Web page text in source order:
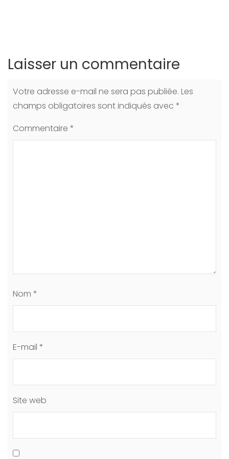
Laisser un commentaire
Votre adresse e-mail ne sera pas publiée. Les
champs obligatoires sont indiqués avec *
Commentaire *
Nom *
E-mail *
Site web